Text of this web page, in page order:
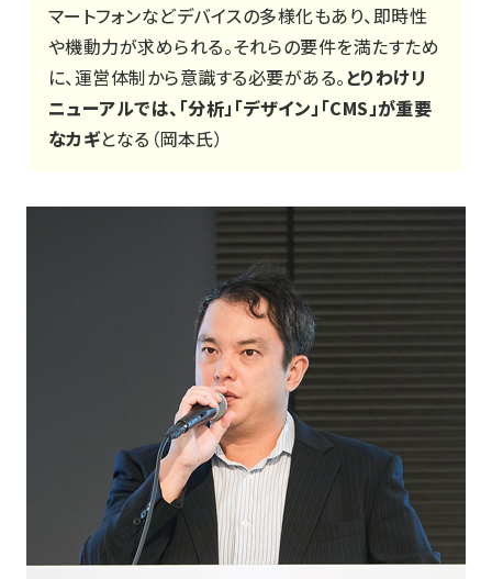
マートフォンなどデバイスの多様化もあり、即時性
や機動力が求められる。それらの要件を満たすため
に、運営体制から意識する必要がある。とりわけリ
ニューアルでは、「分析」「デザイン」「CMS」が重要
なカギとなる（岡本氏）